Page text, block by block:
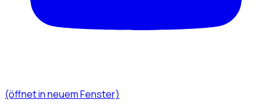
(öffnet in neuem Fenster)